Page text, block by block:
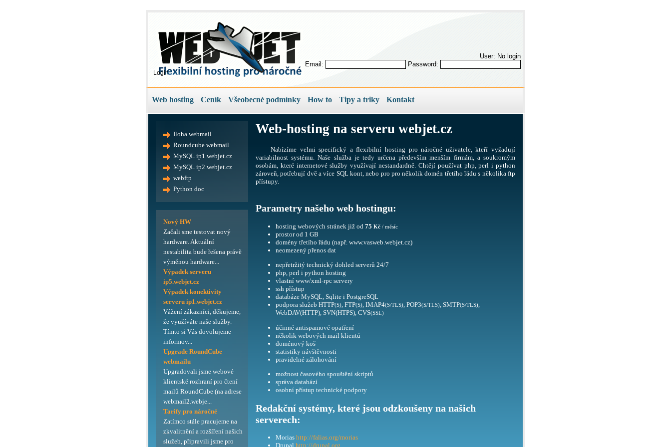
User: No login
Email:
Password:
Login
Web hosting Ceník Všeobecné podmínky How to Tipy a triky Kontakt
Web-hosting na serveru webjet.cz
Nabízíme velmi specifický a flexibilní hosting pro náročné uživatele, kteří vyžadují
variabilnost systému. Naše služba je tedy určena především menším firmám, a soukromým
osobám, které internetové služby využívají nestandardně. Chtějí používat php, perl i python
zároveň, potřebují dvě a více SQL kont, nebo pro pro několik domén třetího řádu s několika ftp
přístupy.
Parametry našeho web hostingu:
hosting webových stránek již od 75 Kč / měsíc
prostor od 1 GB
domény třetího řádu (např. www.vasweb.webjet.cz)
neomezený přenos dat
nepřetržitý technický dohled serverů 24/7
php, perl i python hosting
vlastní www/xml-rpc servery
ssh přístup
databáze MySQL, Sqlite i PostgreSQL
podpora služeb HTTP(S), FTP(S), IMAP4(S/TLS), POP3(S/TLS), SMTP(S/TLS),
WebDAV(HTTP), SVN(HTPS), CVS(SSL)
účinné antispamové opatření
několik webových mail klientů
doménový koš
statistiky návštěvnosti
pravidelné zálohování
možnost časového spouštění skriptů
správa databází
osobní přístup technické podpory
Redakční systémy, které jsou odzkoušeny na našich
serverech:
Morias http://falias.org/morias
Drupal http://drupal.org
Iloha webmail
Roundcube webmail
MySQL ip1.webjet.cz
MySQL ip2.webjet.cz
webftp
Python doc
Nový HW
Začali sme testovat nový
hardware. Aktuální
nestabilita bude řešena právě
výměnou hardware...
Výpadek serveru
ip5.webjet.cz
Výpadek konektivity
serveru ip1.webjet.cz
Vážení zákazníci, děkujeme,
že využíváte naše služby.
Tímto si Vás dovolujeme
informov...
Upgrade RoundCube
webmailu
Upgradovali jsme webové
klientské rozhraní pro čtení
mailů RoundCube (na adrese
webmail2.webje...
Tarify pro náročné
Zatímco stále pracujeme na
zkvalitnění a rozšíření našich
služeb, připravili jsme pro